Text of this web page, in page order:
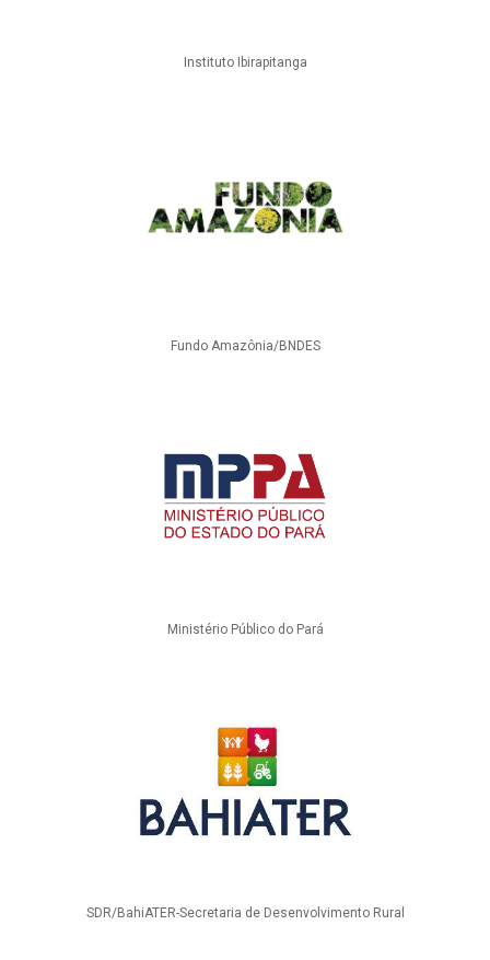
Instituto Ibirapitanga
Fundo Amazônia/BNDES
Ministério Público do Pará
SDR/BahiATER-Secretaria de Desenvolvimento Rural